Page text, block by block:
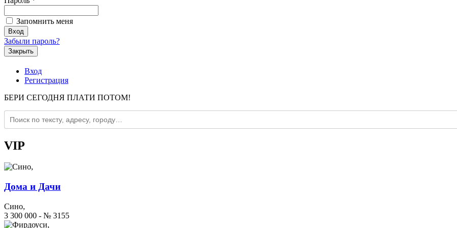
Запомнить меня
Забыли пароль?
Закрыть
Вход
Регистрация
БЕРИ СЕГОДНЯ ПЛАТИ ПОТОМ!
VIP
Дома и Дачи
Сино,
3 300 000 - № 3155